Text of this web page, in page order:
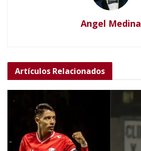
Angel Medina
Artículos Relacionados